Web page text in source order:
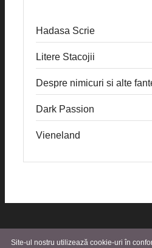
Hadasa Scrie
Litere Stacojii
Despre nimicuri si alte
Dark Passion
Vieneland
Site-ul nostru utilizează cookie-uri în